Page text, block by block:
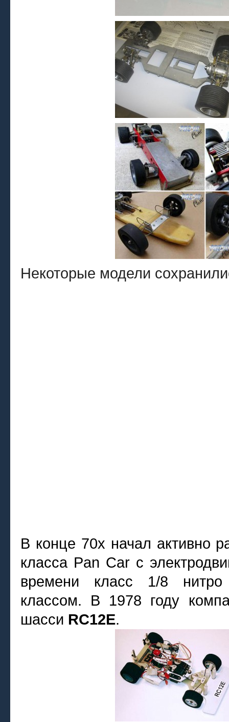
Некоторые модели
В конце 70х начал активно
класса Pan Car с
времени класс 1/8
классом. В 1978 году
шасси RC12E.